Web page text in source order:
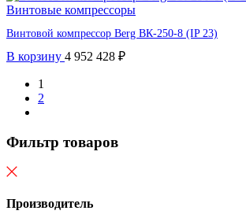
Винтовые компрессоры
Винтовой компрессор Berg ВК-250-8 (IP 23)
В корзину 4 952 428 ₽
1
2
Фильтр товаров
Производитель